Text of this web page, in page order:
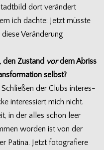
dort ver­än­dert
ich dachte: Jetzt müsste
Ver­än­de­rung
den Zustand vordem Abriss
selbst?
Schlie­ßen der Clubs inter­es­
inter­es­siert mich nicht.
in der alles schon leer
wor­den ist von der
Patina. Jetzt foto­gra­fiere